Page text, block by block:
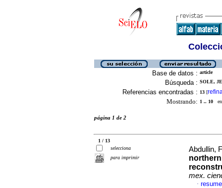
Base de datos : article
Búsqueda : SOLE,
Referencias encontradas : 13 [
Mostrando: 1 .. 10 en
página 1 de 2
1 / 13
selecciona
para imprimir
Abdullin,
mex.
·